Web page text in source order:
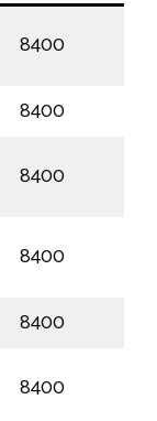
8400
8400
8400
8400
8400
8400